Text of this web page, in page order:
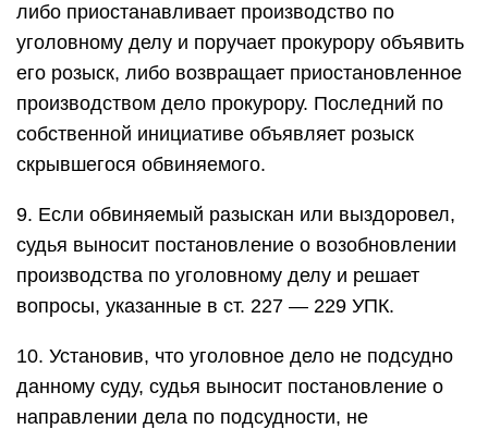
либо приостанавливает производство по
уголовному делу и поручает прокурору объявить
его розыск, либо возвращает приостановленное
производством дело прокурору. Последний по
собственной инициативе объявляет розыск
скрывшегося обвиняемого.
9. Если обвиняемый разыскан или выздоровел,
судья выносит постановление о возобновлении
производства по уголовному делу и решает
вопросы, указанные в ст. 227 — 229 УПК.
10. Установив, что уголовное дело не подсудно
данному суду, судья выносит постановление о
направлении дела по подсудности, не